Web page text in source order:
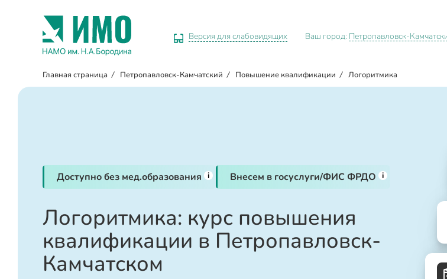
Версия для слабовидящих Ваш город: Петропавловск-
Главная страница / Петропавловск-Камчатский / Повышение квалификации / Логоритмика
Доступно без мед.образования i Внесем в госуслуги/ФИС ФРДО i
Логоритмика: курс повышения
квалификации в Петропавловск-
Камчатском